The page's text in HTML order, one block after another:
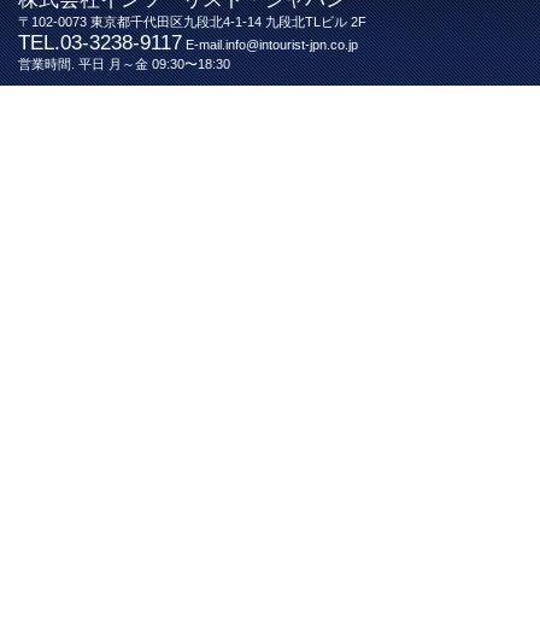
〒102-0073 東京都千代田区九段北4-1-14 九段北TLビル 2F
TEL.03-3238-9117E-mail.info@intourist-jpn.co.jp
営業時間. 平日 月～金 09:30〜18:30